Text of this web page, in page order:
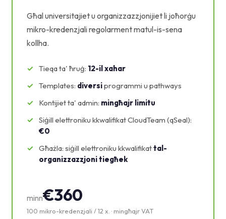
Għal universitajiet u organizzazzjonijiet li joħorġu
mikro-kredenzjali regolarment matul-is-sena
kollha.
Tieqa ta' ħruġ: 12-il xahar
Templates: diversiprogrammi u pathways
Kontijiet ta' admin: mingħajr limitu
Siġill elettroniku kkwalifikat CloudTeam (qSeal):
€0
Għażla: siġill elettroniku kkwalifikattal-
organizzazzjoni tiegħek
minn€360
100 mikro-kredenzjali / 12 x. · mingħajr VAT